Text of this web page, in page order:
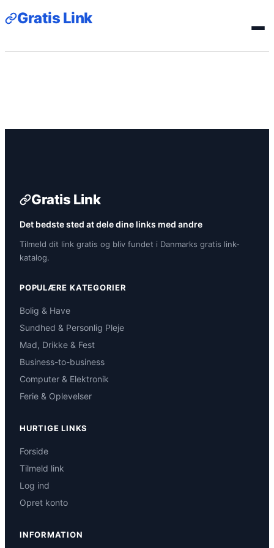
Gratis Link
Gratis Link
Det bedste sted at dele dine links med andre
Tilmeld dit link gratis og bliv fundet i Danmarks gratis link-
katalog.
POPULÆRE KATEGORIER
Bolig & Have
Sundhed & Personlig Pleje
Mad, Drikke & Fest
Business-to-business
Computer & Elektronik
Ferie & Oplevelser
HURTIGE LINKS
Forside
Tilmeld link
Log ind
Opret konto
INFORMATION